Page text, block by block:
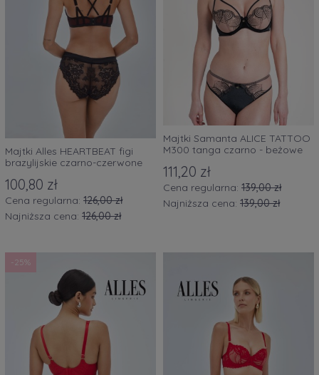
Majtki Alles HEARTBEAT figi
brazylijskie czarno-czerwone
100,80 zł
Cena regularna: 126,00 zł
Najniższa cena: 126,00 zł
Majtki Samanta ALICE TATTOO
M300 tanga czarno - beżowe
111,20 zł
Cena regularna: 139,00 zł
Najniższa cena: 139,00 zł
-25%